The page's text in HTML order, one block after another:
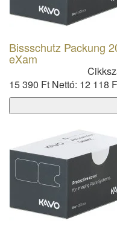
Bissschutz Packung
eXam
15 390 Ft Nettó: 12 118